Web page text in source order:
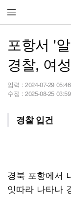
포항서 '
경찰, 여
입력 : 2024-07-29 05:46
수정 : 2025-08-25 03:59
경찰 입건
경북 포항에서
잇따라 나타나